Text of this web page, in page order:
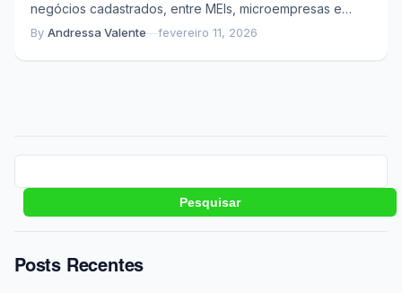
negócios cadastrados, entre MEIs, microempresas e
empresas de pequeno porte. Esses empreendimentos
By Andressa Valente—fevereiro 11, 2026
Pesquisar
Posts Recentes